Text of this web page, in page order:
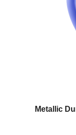
Metallic